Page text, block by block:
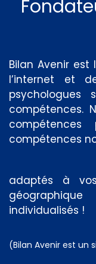
Bilan Avenir
l’internet et
psychologues
compétences.
compétences
adaptés à
individualisés !
(Bilan Avenir est un
cookies,
Marketing
En partageant
votre intérêt et
votre
comportement
site, vous
augmentez les
chances de
voir du
des offres